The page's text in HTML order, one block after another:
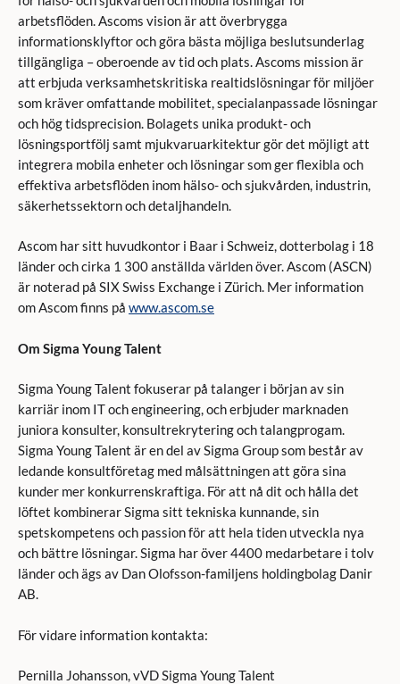
arbetsflöden. Ascoms vision är att överbrygga
informationsklyftor och göra bästa möjliga beslutsunderlag
tillgängliga – oberoende av tid och plats. Ascoms mission är
att erbjuda verksamhetskritiska realtidslösningar för miljöer
som kräver omfattande mobilitet, specialanpassade lösningar
och hög tidsprecision. Bolagets unika produkt- och
lösningsportfölj samt mjukvaruarkitektur gör det möjligt att
integrera mobila enheter och lösningar som ger flexibla och
effektiva arbetsflöden inom hälso- och sjukvården, industrin,
säkerhetssektorn och detaljhandeln.
Ascom har sitt huvudkontor i Baar i Schweiz, dotterbolag i 18
länder och cirka 1 300 anställda världen över. Ascom (ASCN)
är noterad på SIX Swiss Exchange i Zürich. Mer information
om Ascom finns på www.ascom.se
Om Sigma Young Talent
Sigma Young Talent fokuserar på talanger i början av sin
karriär inom IT och engineering, och erbjuder marknaden
juniora konsulter, konsultrekrytering och talangprogam.
Sigma Young Talent är en del av Sigma Group som består av
ledande konsultföretag med målsättningen att göra sina
kunder mer konkurrenskraftiga. För att nå dit och hålla det
löftet kombinerar Sigma sitt tekniska kunnande, sin
spetskompetens och passion för att hela tiden utveckla nya
och bättre lösningar. Sigma har över 4400 medarbetare i tolv
länder och ägs av Dan Olofsson-familjens holdingbolag Danir
AB.
För vidare information kontakta:
Pernilla Johansson, vVD Sigma Young Talent